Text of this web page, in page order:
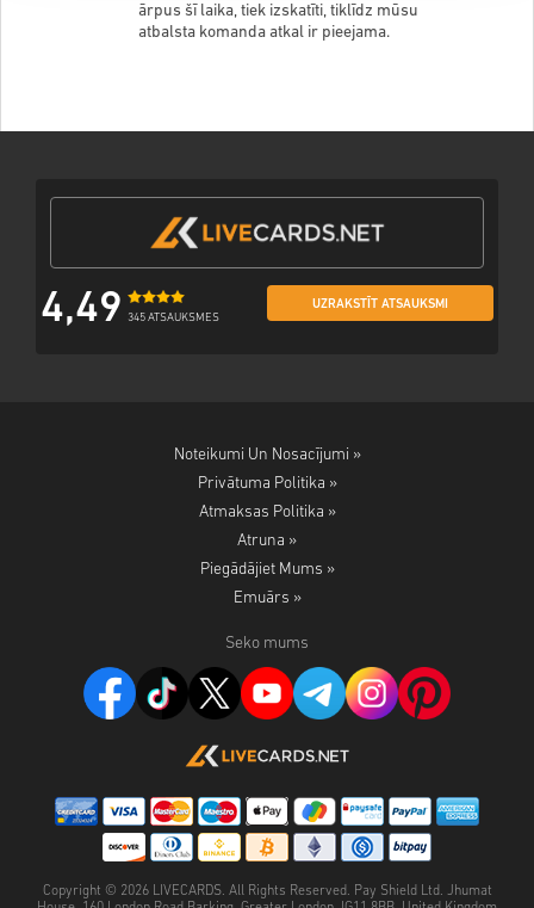
ārpus šī laika, tiek izskatīti, tiklīdz mūsu
atbalsta komanda atkal ir pieejama.
4,49 345 ATSAUKSMES
UZRAKSTĪT ATSAUKSMI
Noteikumi Un Nosacījumi »
Privātuma Politika »
Atmaksas Politika »
Atruna »
Piegādājiet Mums »
Emuārs »
Seko mums
Copyright © 2026 LIVECARDS. All Rights Reserved. Pay Shield Ltd. Jhumat